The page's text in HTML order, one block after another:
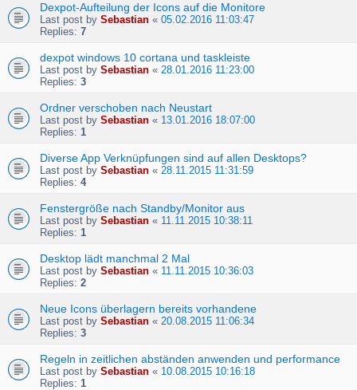
Dexpot-Aufteilung der Icons auf die Monitore
Last post by Sebastian « 05.02.2016 11:03:47
Replies: 7
dexpot windows 10 cortana und taskleiste
Last post by Sebastian « 28.01.2016 11:23:00
Replies: 3
Ordner verschoben nach Neustart
Last post by Sebastian « 13.01.2016 18:07:00
Replies: 1
Diverse App Verknüpfungen sind auf allen Desktops?
Last post by Sebastian « 28.11.2015 11:31:59
Replies: 4
Fenstergröße nach Standby/Monitor aus
Last post by Sebastian « 11.11.2015 10:38:11
Replies: 1
Desktop lädt manchmal 2 Mal
Last post by Sebastian « 11.11.2015 10:36:03
Replies: 2
Neue Icons überlagern bereits vorhandene
Last post by Sebastian « 20.08.2015 11:06:34
Replies: 3
Regeln in zeitlichen abständen anwenden und performance
Last post by Sebastian « 10.08.2015 10:16:18
Replies: 1